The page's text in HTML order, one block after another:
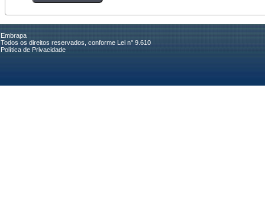
Embrapa
Todos os direitos reservados, conforme Lei n° 9.610
Política de Privacidade